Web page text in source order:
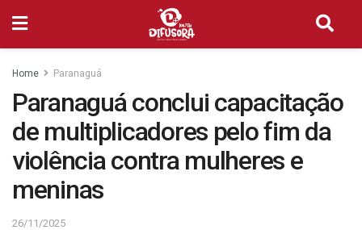
Home Paranaguá
Paranaguá conclui capacitação
de multiplicadores pelo fim da
violência contra mulheres e
meninas
26/11/2025